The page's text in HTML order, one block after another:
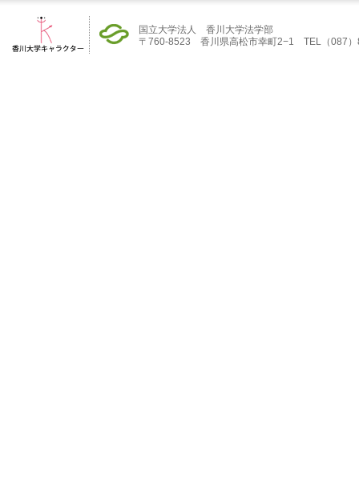
国立大学法人 香川大学法学部
〒760-8523 香川県高松市幸町2−1 TEL（087）